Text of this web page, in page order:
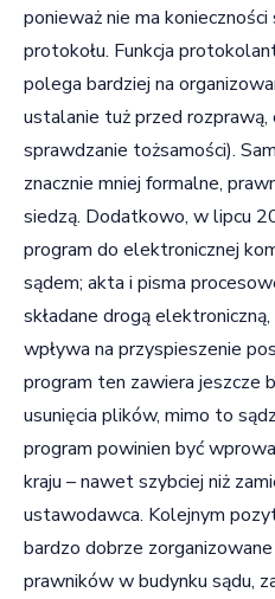
ponieważ nie ma
protokołu. Funkcja
polega bardziej na
ustalanie tuż przed
sprawdzanie tożsamości).
znacznie mniej formalne,
siedzą. Dodatkowo, w lipcu
program do elektronicznej
sądem; akta i pisma
składane drogą
wpływa na przyspieszenie
program ten zawiera jeszcze
usunięcia plików, mimo to
program powinien być
kraju – nawet szybciej niż
ustawodawca. Kolejnym
bardzo dobrze
prawników w budynku sądu,